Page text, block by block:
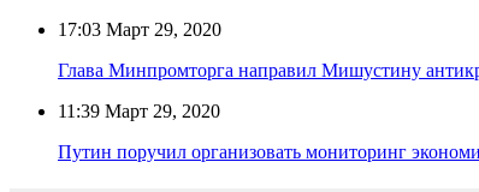
17:03 Март 29, 2020
Глава Минпромторга направил Мишустину
11:39 Март 29, 2020
Путин поручил организовать мониторинг